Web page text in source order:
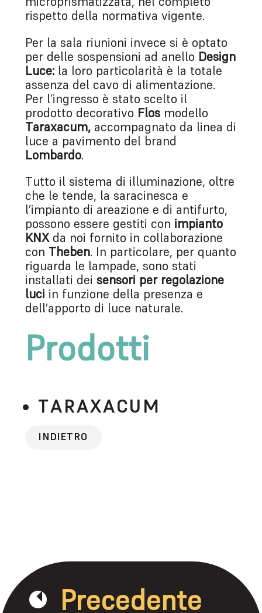
rispetto della normativa vigente.
Per la sala riunioni invece si è optato
per delle sospensioni ad anello Design
Luce:la loro particolarità è la totale
assenza del cavo di alimentazione.
Per l’ingresso è stato scelto il
prodotto decorativo Flosmodello
Taraxacum,accompagnato da linea di
luce a pavimento del brand
Lombardo.
Tutto il sistema di illuminazione, oltre
che le tende, la saracinesca e
l’impianto di areazione e di antifurto,
possono essere gestiti con impianto
KNX da noi fornito in collaborazione
con Theben. In particolare, per quanto
riguarda le lampade, sono stati
installati dei sensori per regolazione
luci in funzione della presenza e
dell’apporto di luce naturale.
Prodotti
TARAXACUM
INDIETRO
Precedente